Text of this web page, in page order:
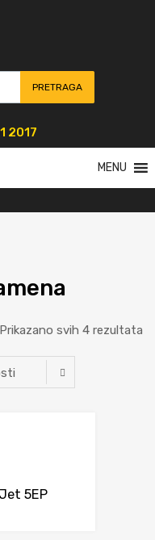
PRETRAGA
2017
MENU
Prikazano svih 4 rezultata
5EP